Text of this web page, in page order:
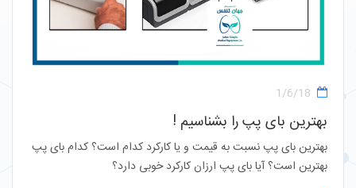
1/6/18
بهترین بای پپ را بشناسیم !
بهترین بای پپ نسبت به قیمت و یا کارکرد کدام است؟ کدام بای پپ
بهترین است؟ آیا بای پپ ارزان کارکرد خوبی دارد؟